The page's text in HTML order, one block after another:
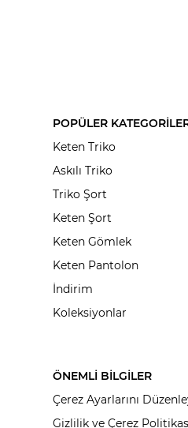
POPÜLER
Keten Triko
Askılı Triko
Triko Şort
Keten Şort
Keten Gömlek
Keten Pantolon
İndirim
Koleksiyonlar
ÖNEMLİ BİLGİLER
Çerez Ayarlarını
Gizlilik ve Çerez